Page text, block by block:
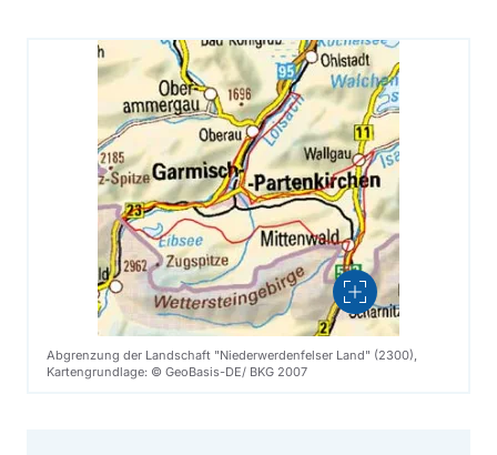
Vergrößern
Abgrenzung der Landschaft "Niederwerdenfelser Land" (2300),
Kartengrundlage: © GeoBasis-DE/ BKG 2007